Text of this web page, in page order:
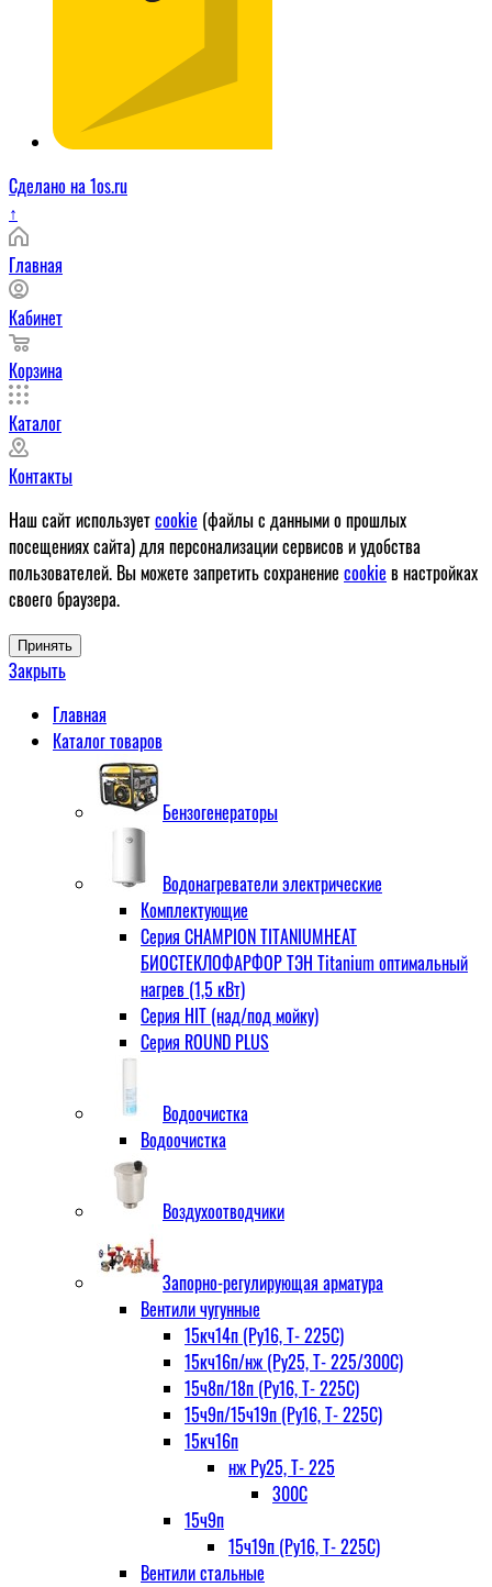
Сделано на 1os.ru
↑
Главная
Кабинет
Корзина
Каталог
Контакты
Наш сайт используетcookie (файлы с данными о прошлых
посещениях сайта) для персонализации сервисов и удобства
пользователей. Вы можете запретить сохранение cookie в настройках
своего браузера.
Принять
Закрыть
Главная
Каталог товаров
Бензогенераторы
Водонагреватели электрические
Комплектующие
Серия CHAMPION TITANIUMHEAT
БИОСТЕКЛОФАРФОР ТЭН Titanium оптимальный
нагрев (1,5 кВт)
Серия HIT (над/под мойку)
Серия ROUND PLUS
Водоочистка
Водоочистка
Воздухоотводчики
Запорно-регулирующая арматура
Вентили чугунные
15кч14п (Ру16, Т- 225С)
15кч16п/нж (Ру25, Т- 225/300С)
15ч8п/18п (Ру16, Т- 225С)
15ч9п/15ч19п (Ру16, Т- 225С)
15кч16п
нж Ру25, Т- 225
300С
15ч9п
15ч19п (Ру16, Т- 225С)
Вентили стальные